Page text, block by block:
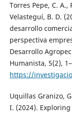
Torres Pepe, C. A.,
Velasteguí, B. D.
desarrollo
perspectiva
Desarrollo
Humanista, 5(2),
https://
Uquillas Granizo,
I. (2024).